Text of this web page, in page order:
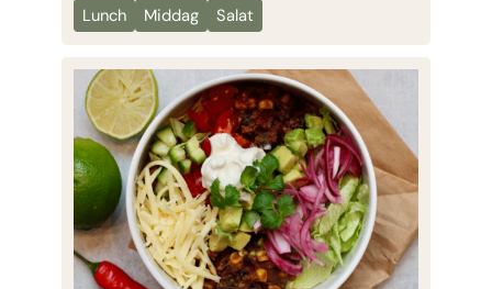
Lunch Middag Salat